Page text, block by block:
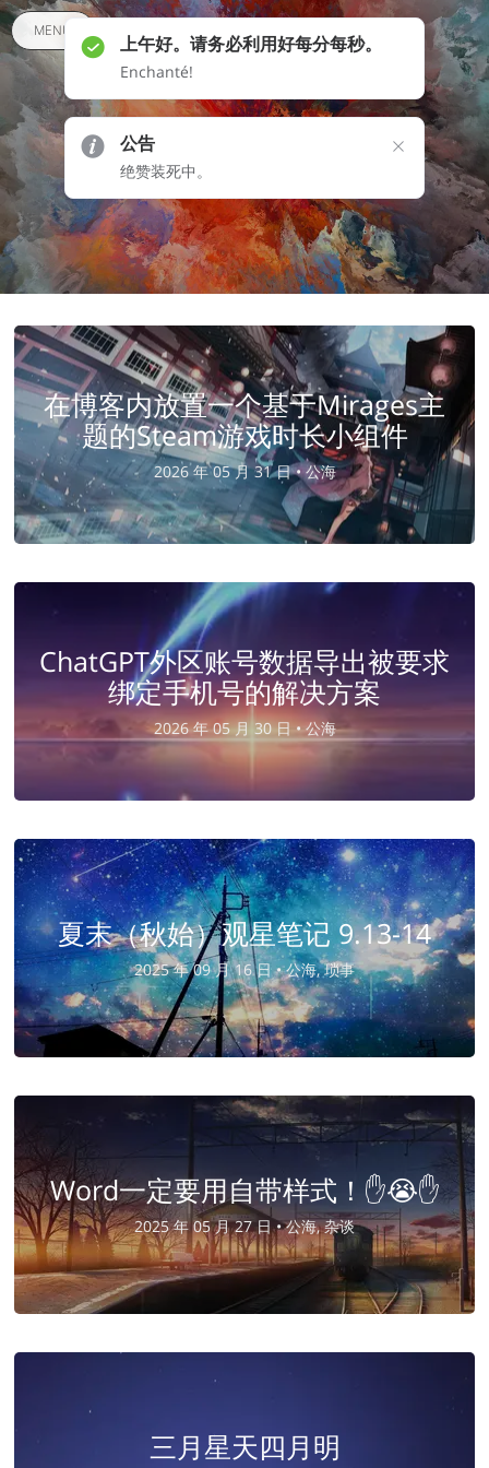
MENU
Time, stop to still.
头脑风暴：一种狭义的钟慢尺缩
在博客内放置一个基于Mirages主
题的Steam游戏时长小组件
2026 年 05 月 31 日 •公海
ChatGPT外区账号数据导出被要求
绑定手机号的解决方案
2026 年 05 月 30 日 •公海
夏末（秋始）观星笔记 9.13-14
2025 年 09 月 16 日 •公海, 琐事
Word一定要用自带样式！✋😭✋
2025 年 05 月 27 日 •公海, 杂谈
三月星天四月明
上午好。请务必利用好每分每秒。
Enchanté!
公告
绝赞装死中。